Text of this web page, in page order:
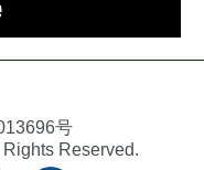
号
Rights Reserved.